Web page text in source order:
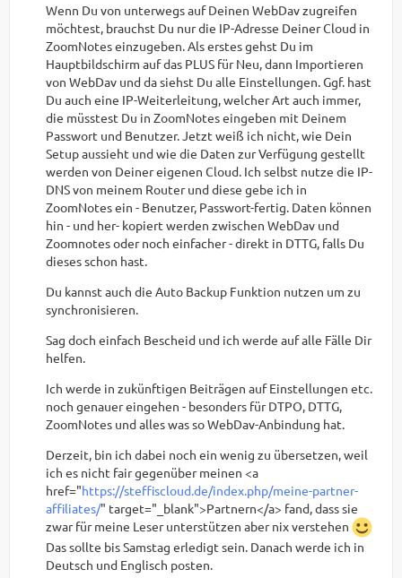
Wenn Du von unterwegs auf Deinen WebDav zugreifen
möchtest, brauchst Du nur die IP-Adresse Deiner Cloud in
ZoomNotes einzugeben. Als erstes gehst Du im
Hauptbildschirm auf das PLUS für Neu, dann Importieren
von WebDav und da siehst Du alle Einstellungen. Ggf. hast
Du auch eine IP-Weiterleitung, welcher Art auch immer,
die müsstest Du in ZoomNotes eingeben mit Deinem
Passwort und Benutzer. Jetzt weiß ich nicht, wie Dein
Setup aussieht und wie die Daten zur Verfügung gestellt
werden von Deiner eigenen Cloud. Ich selbst nutze die IP-
DNS von meinem Router und diese gebe ich in
ZoomNotes ein - Benutzer, Passwort-fertig. Daten können
hin - und her- kopiert werden zwischen WebDav und
Zoomnotes oder noch einfacher - direkt in DTTG, falls Du
dieses schon hast.
Du kannst auch die Auto Backup Funktion nutzen um zu
synchronisieren.
Sag doch einfach Bescheid und ich werde auf alle Fälle Dir
helfen.
Ich werde in zukünftigen Beiträgen auf Einstellungen etc.
noch genauer eingehen - besonders für DTPO, DTTG,
ZoomNotes und alles was so WebDav-Anbindung hat.
Derzeit, bin ich dabei noch ein wenig zu übersetzen, weil
ich es nicht fair gegenüber meinen <a
href="https://steffiscloud.de/index.php/meine-partner-
affiliates/" target="_blank">Partnern</a> fand, dass sie
zwar für meine Leser unterstützen aber nix verstehen
Das sollte bis Samstag erledigt sein. Danach werde ich in
Deutsch und Englisch posten.